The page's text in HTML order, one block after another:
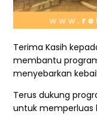
Terima Kasih
membantu
menyebarkan
Terus dukung
untuk